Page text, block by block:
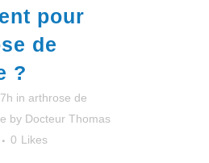
pour
de
?
in arthrose de
by Docteur Thomas
0 Likes